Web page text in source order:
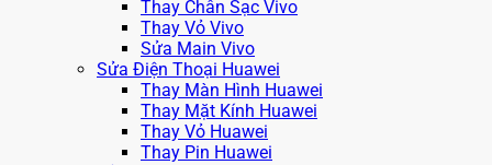
Thay Chân Sạc Vivo
Thay Vỏ Vivo
Sửa Main Vivo
Sửa Điện Thoại Huawei
Thay Màn Hình Huawei
Thay Mặt Kính Huawei
Thay Vỏ Huawei
Thay Pin Huawei